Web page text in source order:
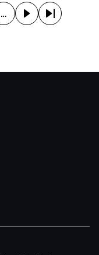
… suivante
Dernière page